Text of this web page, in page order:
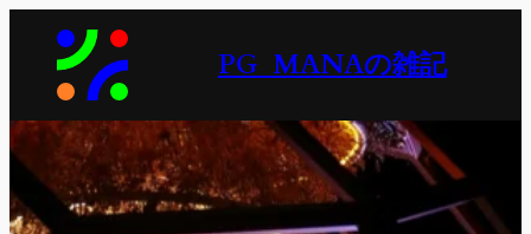
ス
キ
プ
PG_MANAの雑記